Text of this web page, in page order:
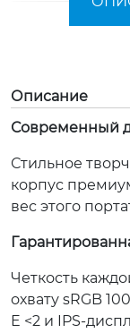
Описание
Современный
Стильное
корпус
вес этого
Четкость
охвату sRGB
E <2 и IPS-